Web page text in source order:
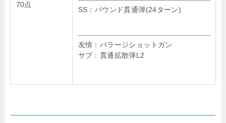
70点
SS：バウンド貫通弾(24ターン)
友情：バラージショットガン
サブ：貫通拡散弾L2